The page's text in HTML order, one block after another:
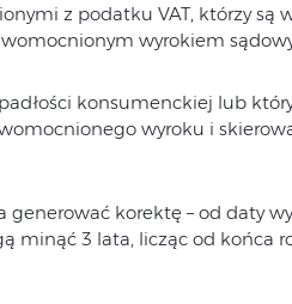
z podatku VAT, którzy są
wyrokiem
konsumenckiej lub
wyroku i
korektę – od daty
minąć 3 lata, licząc od końca